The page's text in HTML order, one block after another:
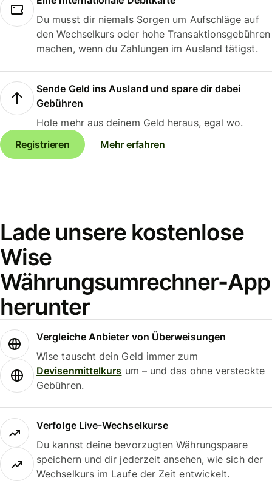
Du musst dir niemals Sorgen um Aufschläge auf
den Wechselkurs oder hohe Transaktionsgebühren
machen, wenn du Zahlungen im Ausland tätigst.
Sende Geld ins Ausland und spare dir dabei
Gebühren
Hole mehr aus deinem Geld heraus, egal wo.
Registrieren
Mehr erfahren
Lade unsere kostenlose
Wise
Währungsumrechner-App
herunter
Vergleiche Anbieter von Überweisungen
Wise tauscht dein Geld immer zum
Devisenmittelkurs um – und das ohne versteckte
Gebühren.
Verfolge Live-Wechselkurse
Du kannst deine bevorzugten Währungspaare
speichern und dir jederzeit ansehen, wie sich der
Wechselkurs im Laufe der Zeit entwickelt.